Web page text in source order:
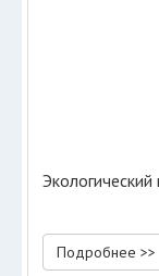
Подробнее >>